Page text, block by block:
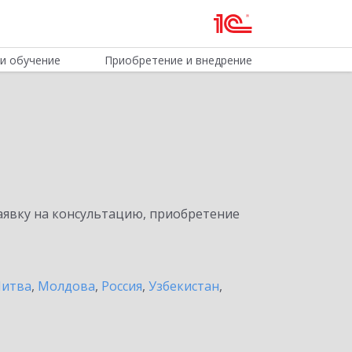
обучение Приобретение и внедрение
на консультацию, приобретение
, Молдова, Россия, Узбекистан,